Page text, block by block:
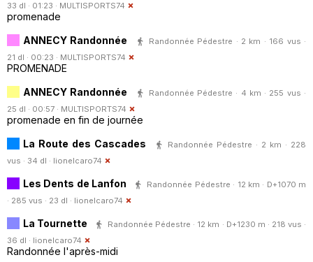
33 dl · 01:23 · MULTISPORTS74
promenade
ANNECY Randonnée
Randonnée Pédestre · 2 km · 166 vus ·
21 dl · 00:23 · MULTISPORTS74
PROMENADE
ANNECY Randonnée
Randonnée Pédestre · 4 km · 255 vus ·
25 dl · 00:57 · MULTISPORTS74
promenade en fin de journée
La Route des Cascades
Randonnée Pédestre · 2 km · 228
vus · 34 dl · lionelcaro74
Les Dents de Lanfon
Randonnée Pédestre · 12 km · D+1070 m
· 285 vus · 23 dl · lionelcaro74
La Tournette
Randonnée Pédestre · 12 km · D+1230 m · 218 vus ·
36 dl · lionelcaro74
Randonnée l'après-midi